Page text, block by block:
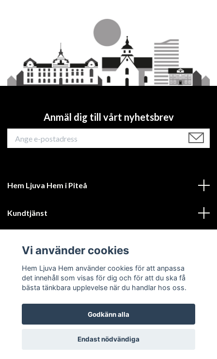
Anmäl dig till vårt nyhetsbrev
Hem Ljuva Hem i Piteå
Kundtjänst
Sociala medier
© 2026 Hem Ljuva Hem
Vi använder cookies
Hem Ljuva Hem använder cookies för att anpassa
det innehåll som visas för dig och för att du ska få
bästa tänkbara upplevelse när du handlar hos oss.
Godkänn alla
Endast nödvändiga